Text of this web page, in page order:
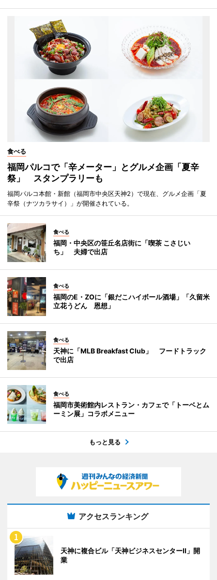
食べる
福岡パルコで「辛メーター」とグルメ企画「夏辛
祭」 スタンプラリーも
福岡パルコ本館・新館（福岡市中央区天神2）で現在、グルメ企画「夏
辛祭（ナツカラサイ）」が開催されている。
食べる
福岡・中央区の笹丘名店街に「喫茶 こさじい
ち」 夫婦で出店
食べる
福岡のE・ZOに「銀だこハイボール酒場」「久留米
立花うどん 恩想」
食べる
天神に「MLB Breakfast Club」 フードトラック
で出店
食べる
福岡市美術館内レストラン・カフェで「トーベとム
ーミン展」コラボメニュー
もっと見る
アクセスランキング
天神に複合ビル「天神ビジネスセンターII」開
業